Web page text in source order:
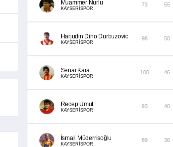
Muammer Nurlu
KAYSERİSPOR
73 55
Harjudin Dino Durbuzovic
KAYSERİSPOR
98 50
Senai Kara
KAYSERİSPOR
100 46
Recep Umut
KAYSERİSPOR
93 40
İsmail Müderrisoğlu
KAYSERİSPOR
89 36